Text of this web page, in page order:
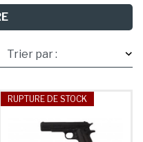
RUPTURE DE STOCK